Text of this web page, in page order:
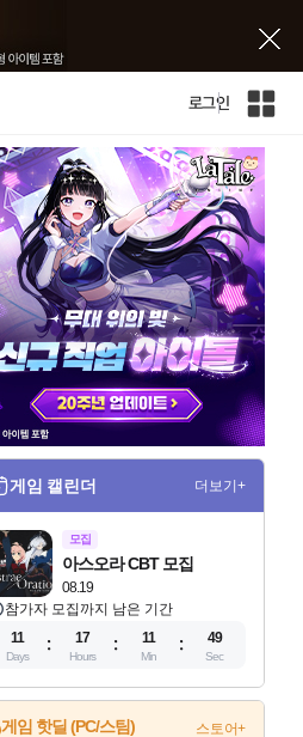
로그인
인
체
사
트
맵
게임 캘린더 더보기+
모집
08.19
아스오라 CBT 모집
참가자 모집까지 남은 기간
11
Days
17
Hours
11
Min
48
Sec
게임 핫딜 (PC/스팀) 스토어+